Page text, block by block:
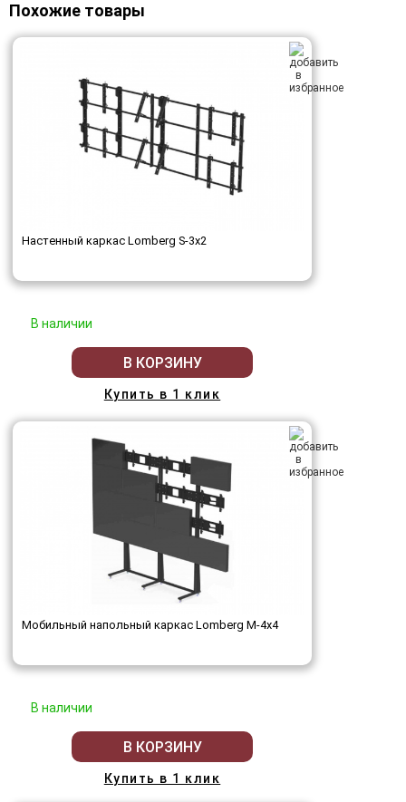
Похожие товары
Настенный каркас Lomberg S-3х2
В наличии
В КОРЗИНУ
Купить в 1 клик
Мобильный напольный каркас Lomberg M-4х4
В наличии
В КОРЗИНУ
Купить в 1 клик